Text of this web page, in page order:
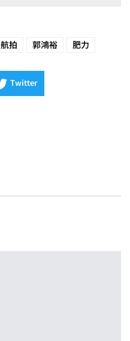
航拍 郭鴻裕 肥力
Twitter